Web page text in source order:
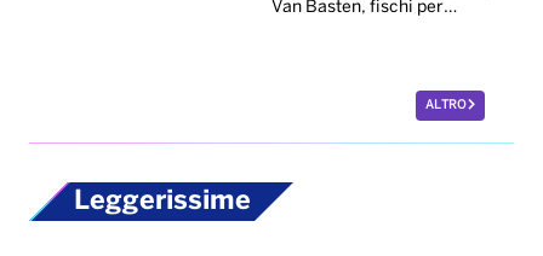
Van Basten, fischi per…
ALTRO
Leggerissime